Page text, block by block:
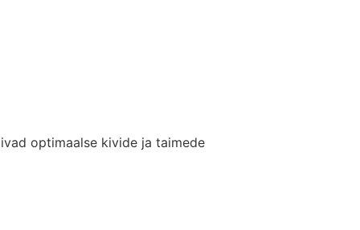
optimaalse kivide ja taimede